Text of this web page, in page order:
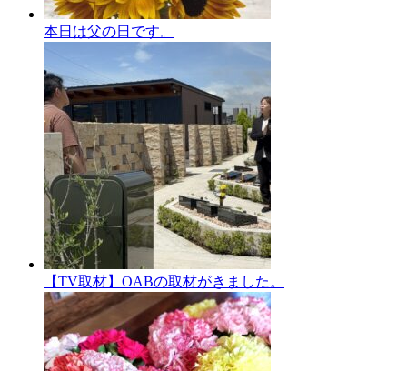
本日は父の日です。
【TV取材】OABの取材がきました。